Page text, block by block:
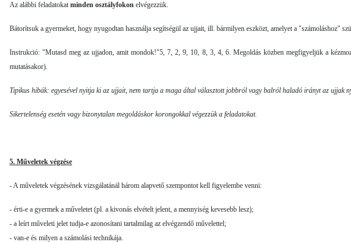
Az alábbi feladatokatminden osztályfokon elvégezzük.
Bátorítsuk a gyermeket, hogy nyugodtan használja segítségül az ujjait, ill. bármilyen eszközt, amelyet a "számoláshoz"
Instrukció: "Mutasd meg az ujjadon, amit mondok!"5, 7, 2, 9, 10, 8, 3, 4, 6. Megoldás közben megfigyeljük a
mutatásakor).
Tipikus hibák: egyesével nyitja ki az ujjait, nem tartja a maga által választott jobbról vagy balról haladó irányt az ujjak
Sikertelenség esetén vagy bizonytalan megoldáskor korongokkal végezzük a feladatokat.
5. Műveletek végzése
- A műveletek végzésének vizsgálatánál három alapvető szempontot kell figyelembe venni:
- érti-e a gyermek a műveletet (pl. a ki­vonás elvételt jelent, a mennyiség kevesebb lesz);
- a leírt műveleti jelet tudja-e azonosítani tartalmilag az el­végzendő művelettel;
- van-e és milyen a számolási technikája.